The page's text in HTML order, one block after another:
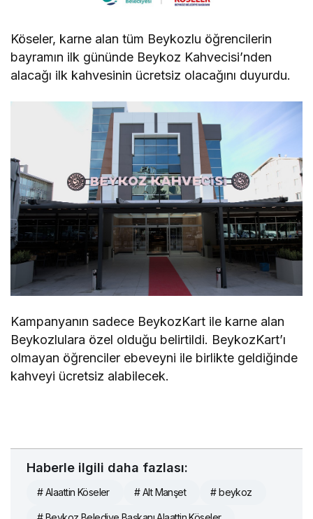
Köseler, karne alan tüm Beykozlu öğrencilerin
bayramın ilk gününde Beykoz Kahvecisi’nden
alacağı ilk kahvesinin ücretsiz olacağını duyurdu.
Kampanyanın sadece BeykozKart ile karne alan
Beykozlulara özel olduğu belirtildi. BeykozKart’ı
olmayan öğrenciler ebeveyni ile birlikte geldiğinde
kahveyi ücretsiz alabilecek.
Haberle ilgili daha fazlası:
# Alaattin Köseler # Alt Manşet # beykoz